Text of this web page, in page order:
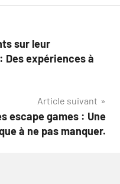
sur leur
Des expériences à
Article suivant
escape games : Une
à ne pas manquer.